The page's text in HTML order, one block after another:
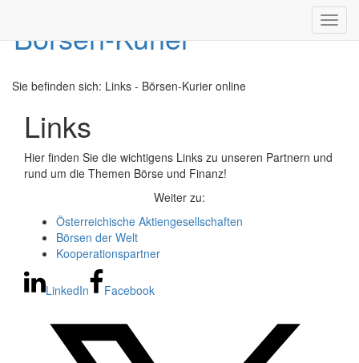
Sie befinden sich: Links - Börsen-Kurier online
Links
Hier finden Sie die wichtigens Links zu unseren Partnern und
rund um die Themen Börse und Finanz!
Weiter zu:
Österreichische Aktiengesellschaften
Börsen der Welt
Kooperationspartner
LinkedIn Facebook